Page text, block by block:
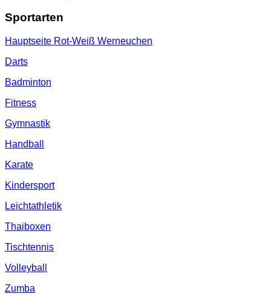
Sportarten
Hauptseite Rot-Weiß Werneuchen
Darts
Badminton
Fitness
Gymnastik
Handball
Karate
Kindersport
Leichtathletik
Thaiboxen
Tischtennis
Volleyball
Zumba